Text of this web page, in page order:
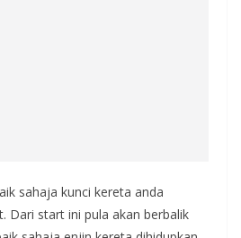
sahaja kunci kereta anda
Dari start ini pula akan berbalik